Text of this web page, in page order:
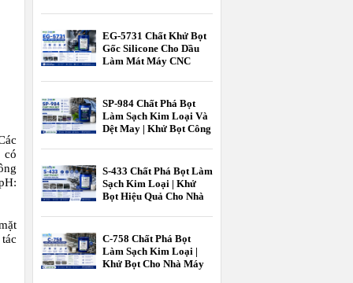
có
EG-5731 Chất Khử Bọt
Gốc Silicone Cho Dầu
Làm Mát Máy CNC
SP-984 Chất Phá Bọt
Làm Sạch Kim Loại Và
Dệt May | Khử Bọt Công
S-433 Chất Phá Bọt Làm
Sạch Kim Loại | Khử
Bọt Hiệu Quả Cho Nhà
C-758 Chất Phá Bọt
Làm Sạch Kim Loại |
Khử Bọt Cho Nhà Máy